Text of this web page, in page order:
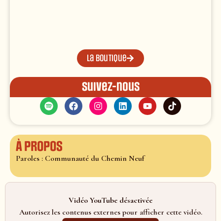
La boutique
Suivez-nous
À propos
Paroles : Communauté du Chemin Neuf
Vidéo YouTube désactivée
Autorisez les contenus externes pour afficher cette vidéo.